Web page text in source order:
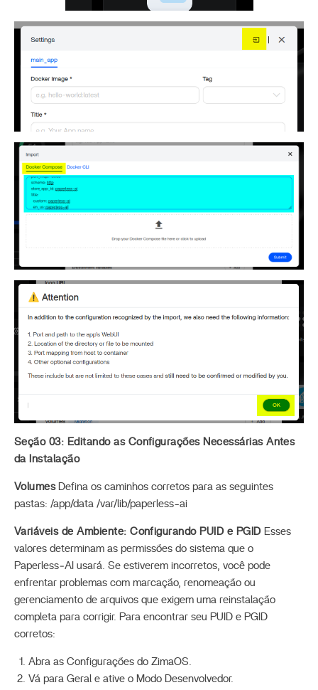
Seção 03: Editando as Configurações Necessárias Antes
da Instalação
VolumesDefina os caminhos corretos para as seguintes
pastas: /app/data /var/lib/paperless-ai
Variáveis de Ambiente: Configurando PUID e PGIDEsses
valores determinam as permissões do sistema que o
Paperless‑AI usará. Se estiverem incorretos, você pode
enfrentar problemas com marcação, renomeação ou
gerenciamento de arquivos que exigem uma reinstalação
completa para corrigir. Para encontrar seu PUID e PGID
corretos:
Abra as Configurações do ZimaOS.
Vá para Geral e ative o Modo Desenvolvedor.